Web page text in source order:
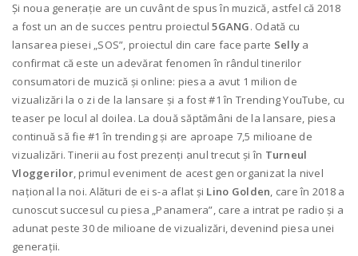
Și noua generație are un cuvânt de spus în muzică, astfel că 2018
a fost un an de succes pentru proiectul5GANG. Odată cu
lansarea piesei „SOS”, proiectul din care face parte Selly a
confirmat că este un adevărat fenomen în rândul tinerilor
consumatori de muzică și online: piesa a avut 1 milion de
vizualizări la o zi de la lansare și a fost #1 în Trending YouTube, cu
teaser pe locul al doilea. La două săptămâni de la lansare, piesa
continuă să fie #1 în trending și are aproape 7,5 milioane de
vizualizări. Tinerii au fost prezenți anul trecut și în Turneul
Vloggerilor, primul eveniment de acest gen organizat la nivel
național la noi. Alături de ei s-a aflat și Lino Golden, care în 2018 a
cunoscut succesul cu piesa „Panamera”, care a intrat pe radio și a
adunat peste 30 de milioane de vizualizări, devenind piesa unei
generații.